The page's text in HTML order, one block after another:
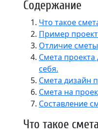
Содержание
Что такое
Пример
Отличие
Смета
себя.
Смета дизайн
Смета на
Составление
Что такое